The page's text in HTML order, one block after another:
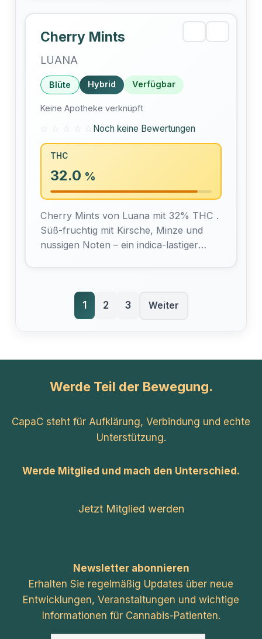
Cherry Mints
LUANA
Blüte Hybrid Verfügbar
Keine Apotheke verknüpft
☆ ☆ ☆ ☆ ☆Noch keine Bewertungen
THC
32.0 %
Cherry Mints von Luana mit 32% THC .
Süß-fruchtig mit Kirsche, Minze und
nussigen Noten – ein indica-lastiger
1
2 3 Weiter
Werde Teil der Bewegung.
CapaC steht für Aufklärung, Verbindung und echte
Unterstützung.
Werde Mitglied und mach den Unterschied.
Jetzt Mitglied werden
Newsletter abonnieren
Erhalten Sie regelmäßig Updates über neue
Entwicklungen, Veranstaltungen und wichtige
Informationen für Cannabis-Patienten.